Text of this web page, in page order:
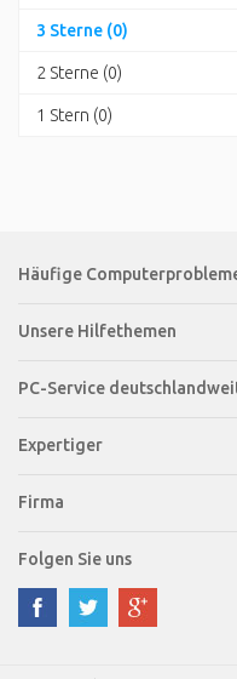
3 Sterne (0)
2 Sterne (0)
1 Stern (0)
Häufige
Unsere Hilfethemen
PC-Service
Expertiger
Firma
Folgen Sie uns